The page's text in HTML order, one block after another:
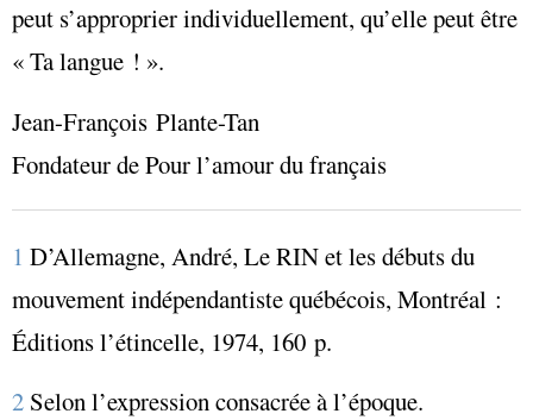
peut s’approprier individuellement, qu’elle peut être
« Ta langue ! ».
Jean-François Plante-Tan
Fondateur de Pour l’amour du français
1 D’Allemagne, André, Le RIN et les débuts du
mouvement indépendantiste québécois, Montréal :
Éditions l’étincelle, 1974, 160 p.
2 Selon l’expression consacrée à l’époque.